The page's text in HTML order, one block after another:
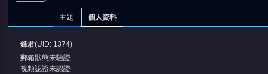
主題 個人資料
鋒君(UID: 1374)
郵箱狀態未驗證
視頻認證未認證